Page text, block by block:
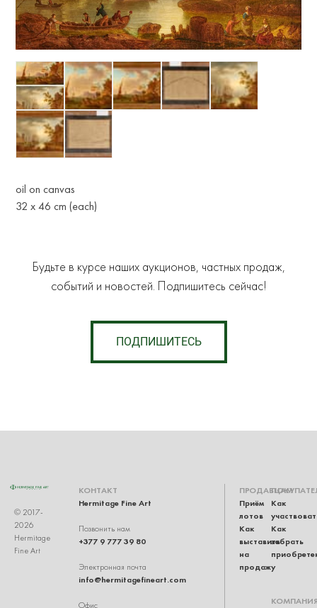
oil on canvas
32 х 46 cm (each)
Будьте в курсе наших аукционов, частных продаж,
событий и новостей. Подпишитесь сейчас!
ПОДПИШИТЕСЬ
© 2017-
2026
Hermitage
Fine Art
КОНТАКТ
Hermitage Fine Art
Позвонить нам
+377 9 777 39 80
Электронная почта
info@hermitagefineart.com
Офис
ПРОДАВЦАМ
Приём
лотов
Как
выставить
на
продажу
Как
Как
забрать